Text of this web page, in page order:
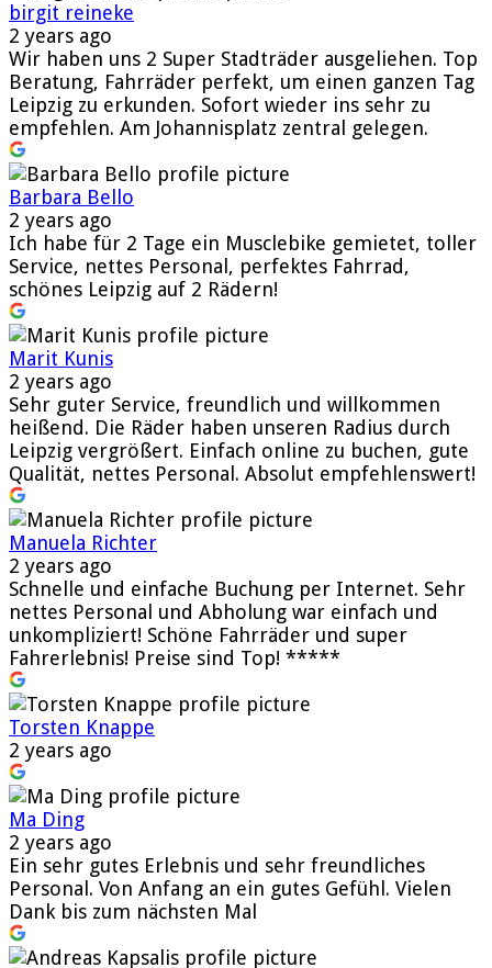
birgit reineke
2 years ago
Wir haben uns 2 Super Stadträder ausgeliehen. Top
Beratung, Fahrräder perfekt, um einen ganzen Tag
Leipzig zu erkunden. Sofort wieder ins sehr zu
empfehlen. Am Johannisplatz zentral gelegen.
Barbara Bello
2 years ago
Ich habe für 2 Tage ein Musclebike gemietet, toller
Service, nettes Personal, perfektes Fahrrad,
schönes Leipzig auf 2 Rädern!
Marit Kunis
2 years ago
Sehr guter Service, freundlich und willkommen
heißend. Die Räder haben unseren Radius durch
Leipzig vergrößert. Einfach online zu buchen, gute
Qualität, nettes Personal. Absolut empfehlenswert!
Manuela Richter
2 years ago
Schnelle und einfache Buchung per Internet. Sehr
nettes Personal und Abholung war einfach und
unkompliziert! Schöne Fahrräder und super
Fahrerlebnis! Preise sind Top! *****
Torsten Knappe
2 years ago
Ma Ding
2 years ago
Ein sehr gutes Erlebnis und sehr freundliches
Personal. Von Anfang an ein gutes Gefühl. Vielen
Dank bis zum nächsten Mal